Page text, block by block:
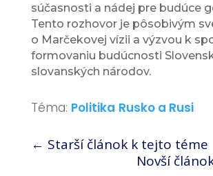
súčasnosti a nádej pre budúce
Tento rozhovor je pôsobivým
o Marčekovej vízii a výzvou k
formovaniu budúcnosti
slovanských národov.
Téma: Politika Rusko a Rusi
← Starší článok k tejto téme
Novší